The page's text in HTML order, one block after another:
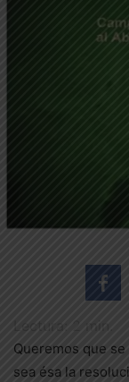
Queremos que
sea ésa la